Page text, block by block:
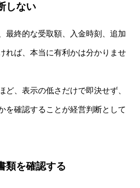
しない
最終的な受取額、入金時刻、追加
れば、本当に有利かは分かりませ
ど、表示の低さだけで即決せず、
を確認することが経営判断として
類を確認する